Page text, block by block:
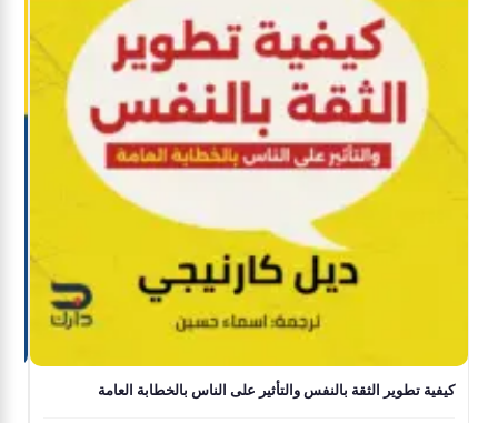
كيفية تطوير الثقة بالنفس والتأثير على الناس بالخطابة العامة